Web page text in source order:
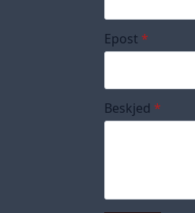
Epost *
Beskjed *